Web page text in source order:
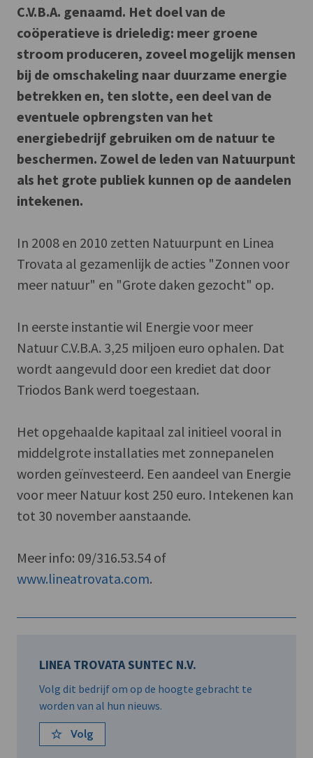
C.V.B.A. genaamd. Het doel van de
coöperatieve is drieledig: meer groene
stroom produceren, zoveel mogelijk mensen
bij de omschakeling naar duurzame energie
betrekken en, ten slotte, een deel van de
eventuele opbrengsten van het
energiebedrijf gebruiken om de natuur te
beschermen. Zowel de leden van Natuurpunt
als het grote publiek kunnen op de aandelen
intekenen.
In 2008 en 2010 zetten Natuurpunt en Linea
Trovata al gezamenlijk de acties "Zonnen voor
meer natuur" en "Grote daken gezocht" op.
In eerste instantie wil Energie voor meer
Natuur C.V.B.A. 3,25 miljoen euro ophalen. Dat
wordt aangevuld door een krediet dat door
Triodos Bank werd toegestaan.
Het opgehaalde kapitaal zal initieel vooral in
middelgrote installaties met zonnepanelen
worden geïnvesteerd. Een aandeel van Energie
voor meer Natuur kost 250 euro. Intekenen kan
tot 30 november aanstaande.
Meer info: 09/316.53.54 of
www.lineatrovata.com.
LINEA TROVATA SUNTEC N.V.
Volg dit bedrijf om op de hoogte gebracht te
worden van al hun nieuws.
Volg